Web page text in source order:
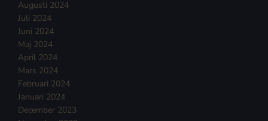
Augusti 2024
Juli 2024
Juni 2024
Maj 2024
April 2024
Mars 2024
Februari 2024
Januari 2024
December 2023